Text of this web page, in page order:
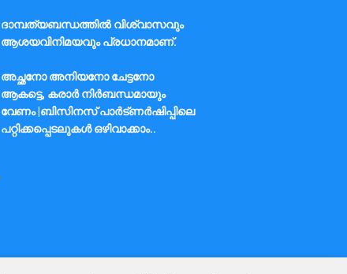
ദാമ്പത്യബന്ധത്തിൽ വിശ്വാസവും
ആശയവിനിമയവും പ്രധാനമാണ്.
അച്ഛനോ അനിയനോ ചേട്ടനോ
ആകട്ടെ, കരാർ നിർബന്ധമായും
വേണം |ബിസിനസ് പാർട്ണർഷിപ്പിലെ
പറ്റിക്കപ്പെടലുകൾ ഒഴിവാക്കാം..